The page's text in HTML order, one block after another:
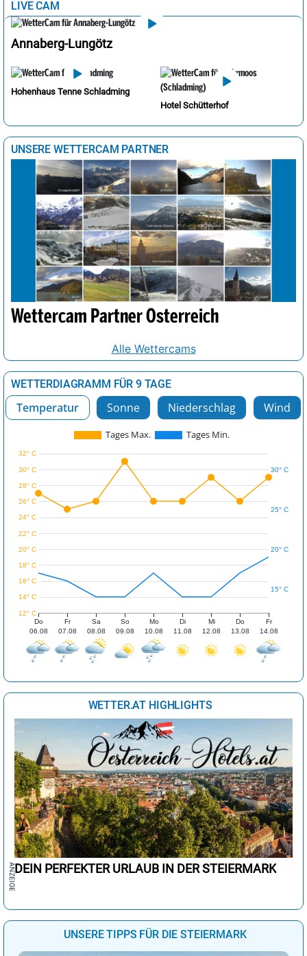
LIVE CAM
Annaberg-Lungötz
Hohenhaus Tenne Schladming
Hotel Schütterhof
UNSERE WETTERCAM PARTNER
Wettercam Partner Österreich
Alle Wettercams
WETTERDIAGRAMM FÜR 9 TAGE
Temperatur Sonne Niederschlag Wind
Tages Max. Tages Min.
Do
06.08
Fr
07.08
Sa
08.08
So
09.08
Mo
10.08
Di
11.08
Mi
12.08
Do
13.08
Fr
14.08
12° C
14° C
16° C
18° C
20° C
22° C
24° C
26° C
28° C
30° C
32° C
15° C
20° C
25° C
30° C
WETTER.AT HIGHLIGHTS
DEIN PERFEKTER URLAUB IN DER STEIERMARK
UNSERE TIPPS FÜR DIE STEIERMARK